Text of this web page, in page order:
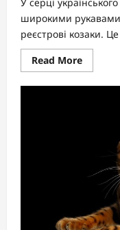
широкими
реєстрові козаки.
Read MoreRead
more
сили